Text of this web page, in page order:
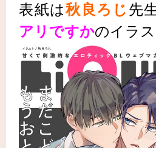
表紙は秋良ろじ 先
アリですかのイラ